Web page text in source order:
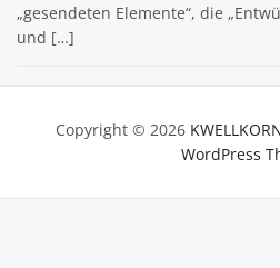
„gesendeten Elemente“, die
und […]
Copyright © 2026
WordPress